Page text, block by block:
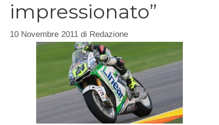
impressionato”
10 Novembre 2011 di Redazione